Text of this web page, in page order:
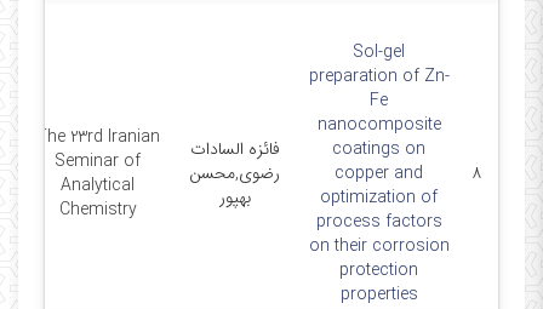
۸
Sol-gel
preparation of Zn-
Fe
nanocomposite
coatings on
copper and
optimization of
process factors
on their corrosion
protection
properties
فائزه السادات
رضوی,محسن
بهپور
The 23rd Iranian
Seminar of
Analytical
Chemistry